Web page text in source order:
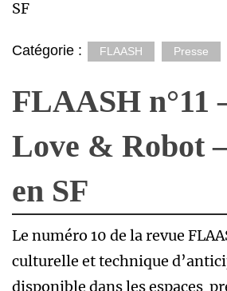
Catégorie : FLAASH Presse
FLAASH n°11
Love & Robot
en SF
Le numéro 10 de la revue
culturelle et technique
disponible dans les espaces